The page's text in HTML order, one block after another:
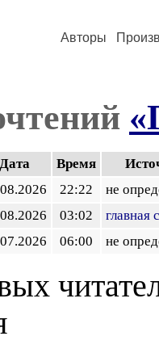
Авторы
Дата Время
22:22
не
03:02
главная
06:00 не